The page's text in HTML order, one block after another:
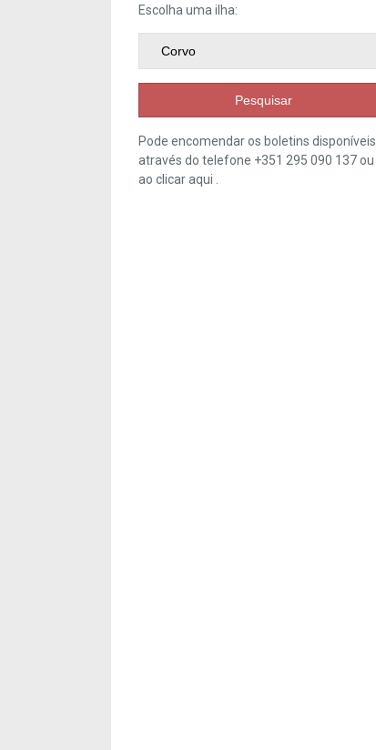
Escolha uma ilha:
Pesquisar
Pode encomendar os boletins disponíveis
através do telefone +351 295 090 137 ou
ao clicaraqui